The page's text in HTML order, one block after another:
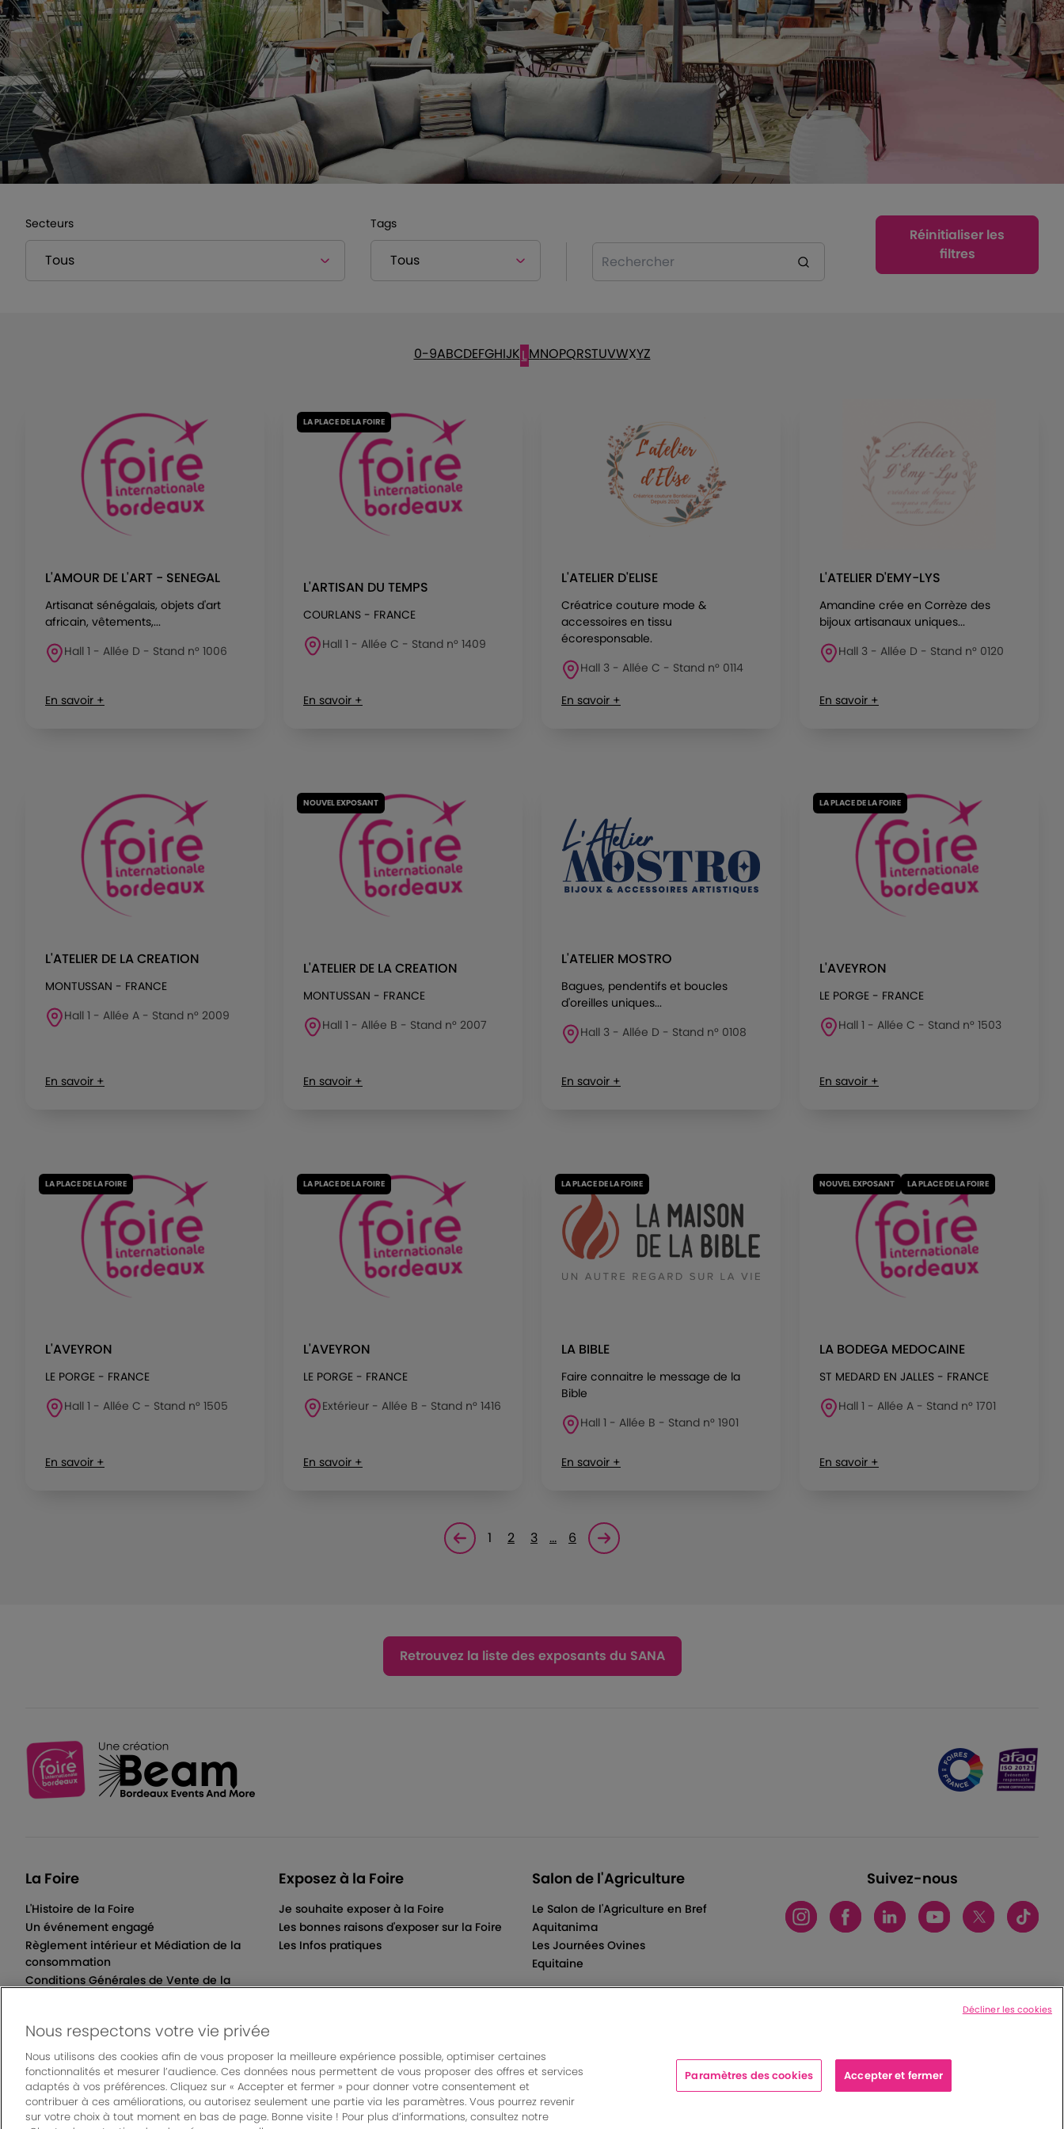
Secteurs Tags
Rechercher
Réinitialiser les
filtres
0-9ABCDEFGHIJKLMNOPQRSTUVWXYZ
L'AMOUR DE L'ART - SENEGAL
Artisanat sénégalais, objets d'art
africain, vêtements,...
Hall 1 - Allée D - Stand n° 1006
En savoir +
LA PLACE DE LA FOIRE
L'ARTISAN DU TEMPS
COURLANS - FRANCE
Hall 1 - Allée C - Stand n° 1409
En savoir +
L'ATELIER D'ELISE
Créatrice couture mode &
accessoires en tissu
écoresponsable.
Hall 3 - Allée C - Stand n° 0114
En savoir +
L'ATELIER D'EMY-LYS
Amandine crée en Corrèze des
bijoux artisanaux uniques...
Hall 3 - Allée D - Stand n° 0120
En savoir +
L'ATELIER DE LA CREATION
MONTUSSAN - FRANCE
Hall 1 - Allée A - Stand n° 2009
En savoir +
NOUVEL EXPOSANT
L'ATELIER DE LA CREATION
MONTUSSAN - FRANCE
Hall 1 - Allée B - Stand n° 2007
En savoir +
L'ATELIER MOSTRO
Bagues, pendentifs et boucles
d'oreilles uniques...
Hall 3 - Allée D - Stand n° 0108
En savoir +
LA PLACE DE LA FOIRE
L'AVEYRON
LE PORGE - FRANCE
Hall 1 - Allée C - Stand n° 1503
En savoir +
LA PLACE DE LA FOIRE
L'AVEYRON
LE PORGE - FRANCE
Hall 1 - Allée C - Stand n° 1505
En savoir +
LA PLACE DE LA FOIRE
L'AVEYRON
LE PORGE - FRANCE
Extérieur - Allée B - Stand n° 1416
En savoir +
LA PLACE DE LA FOIRE
LA BIBLE
Faire connaitre le message de la
Bible
Hall 1 - Allée B - Stand n° 1901
En savoir +
NOUVEL EXPOSANT LA PLACE DE LA FOIRE
LA BODEGA MEDOCAINE
ST MEDARD EN JALLES - FRANCE
Hall 1 - Allée A - Stand n° 1701
En savoir +
Page précédente
1 2 3 … 6 Page suivante<
Retrouvez la liste des exposants du SANA
La Foire
L'Histoire de la Foire
Un événement engagé
Règlement intérieur et Médiation de la
consommation
Conditions Générales de Vente de la
Exposez à la Foire
Je souhaite exposer à la Foire
Les bonnes raisons d'exposer sur la Foire
Les Infos pratiques
Salon de l'Agriculture
Le Salon de l'Agriculture en Bref
Aquitanima
Les Journées Ovines
Equitaine
Suivez-nous
© Bordeaux Events And More | Rue Jean Samazeuilh - CS 20088 - 33070 Bordeaux cedex - France
Mentions légales|Règlement général des manifestations|Un événement organisé par Bordeaux Events And More|Charte de protection des données personnelles
Paramètres des cookies
Nous respectons votre vie privée
Nous utilisons des cookies afin de vous proposer la meilleure expérience possible, optimiser certaines
fonctionnalités et mesurer l’audience. Ces données nous permettent de vous proposer des offres et services
adaptés à vos préférences. Cliquez sur « Accepter et fermer » pour donner votre consentement et
contribuer à ces améliorations, ou autorisez seulement une partie via les paramètres. Vous pourrez revenir
sur votre choix à tout moment en bas de page. Bonne visite ! Pour plus d’informations, consultez notre
Paramètres des cookies Accepter et fermer
Décliner les cookies